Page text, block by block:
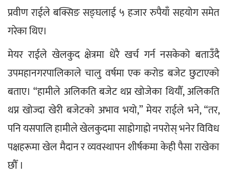
प्रवीण राईले बक्सिङ सङ्घलाई ५ हजार रुपैयाँ सहयोग समेत
गरेका थिए।
मेयर राईले खेलकुद क्षेत्रमा धेरै खर्च गर्न नसकेको बताउँदै
उपमहानगरपालिकाले चालु वर्षमा एक करोड बजेट छुटाएको
बताए। “हामीले अलिकति बजेट थप्न खोजेका थियौँ, अलिकति
थप्न खोज्दा खेरी बजेटको अभाव भयो,” मेयर राईले भने, “तर,
पनि यसपालि हामीले खेलकुदमा साह्रोगाह्रो नपरोस् भनेर विविध
पक्षहरूमा खेल मैदान र व्यवस्थापन शीर्षकमा केही पैसा राखेका
छौँ ।